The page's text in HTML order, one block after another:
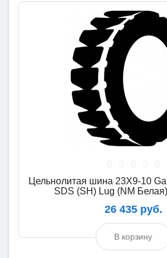
Цельнолитая шина 23X9-10
SDS (SH) Lug (NM
26 435 руб.
В корзину